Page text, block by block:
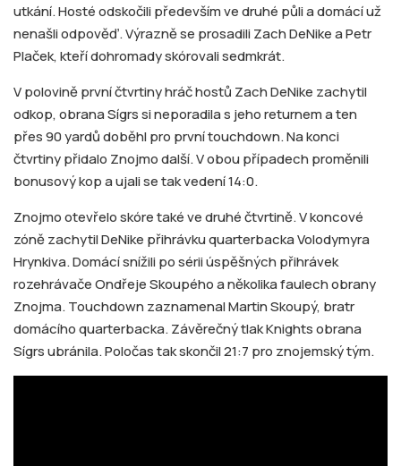
utkání. Hosté odskočili především ve druhé půli a domácí už
nenašli odpověď. Výrazně se prosadili Zach DeNike a Petr
Plaček, kteří dohromady skórovali sedmkrát.
V polovině první čtvrtiny hráč hostů Zach DeNike zachytil
odkop, obrana Sígrs si neporadila s jeho returnem a ten
přes 90 yardů doběhl pro první touchdown. Na konci
čtvrtiny přidalo Znojmo další. V obou případech proměnili
bonusový kop a ujali se tak vedení 14:0.
Znojmo otevřelo skóre také ve druhé čtvrtině. V koncové
zóně zachytil DeNike přihrávku quarterbacka Volodymyra
Hrynkiva. Domácí snížili po sérii úspěšných přihrávek
rozehrávače Ondřeje Skoupého a několika faulech obrany
Znojma. Touchdown zaznamenal Martin Skoupý, bratr
domácího quarterbacka. Závěrečný tlak Knights obrana
Sígrs ubránila. Poločas tak skončil 21:7 pro znojemský tým.